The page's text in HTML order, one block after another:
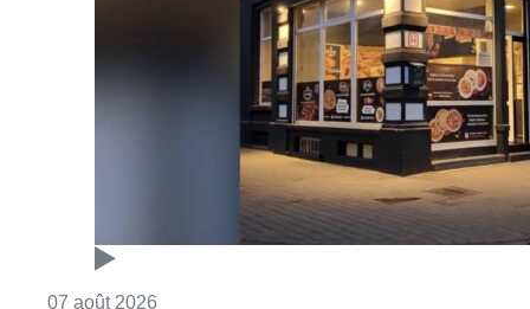
Foire du Midi: les visiteurs au
rendez-vous grâce à la météo